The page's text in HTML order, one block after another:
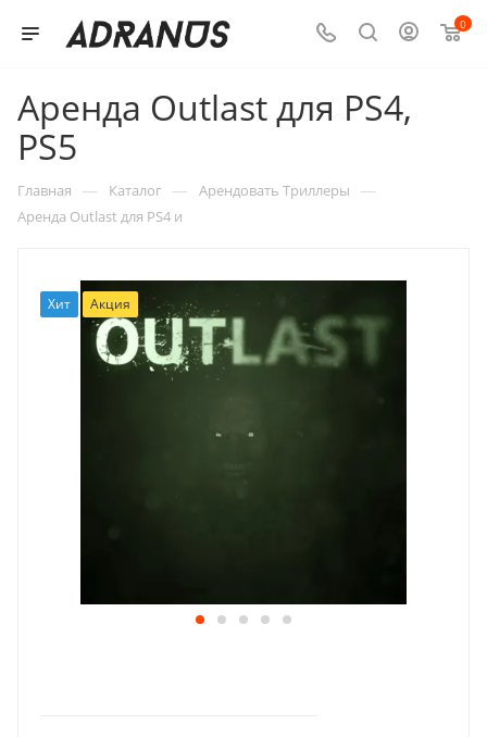
0
Аренда Outlast для PS4,
PS5
Главная — Каталог — Арендовать Триллеры —
Аренда Outlast для PS4 и
Хит Акция